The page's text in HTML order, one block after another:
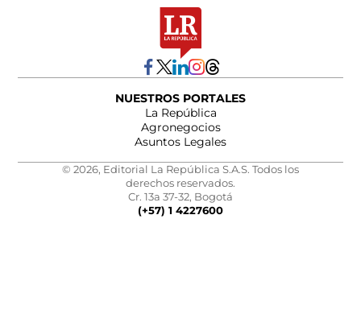
NUESTROS PORTALES
La República
Agronegocios
Asuntos Legales
© 2026, Editorial La República S.A.S. Todos los
derechos reservados.
Cr. 13a 37-32, Bogotá
(+57) 1 4227600